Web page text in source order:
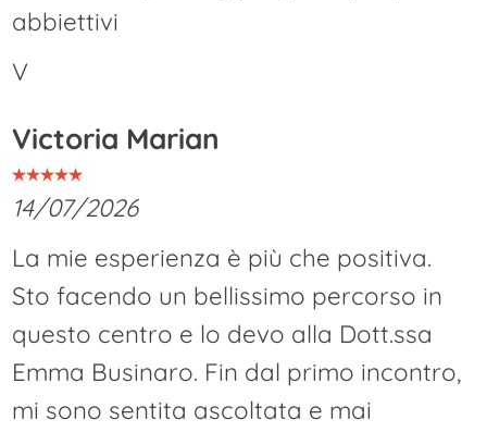
abbiettivi
V
Victoria Marian
14/07/2026
La mie esperienza è più che positiva.
Sto facendo un bellissimo percorso in
questo centro e lo devo alla Dott.ssa
Emma Businaro. Fin dal primo incontro,
mi sono sentita ascoltata e mai